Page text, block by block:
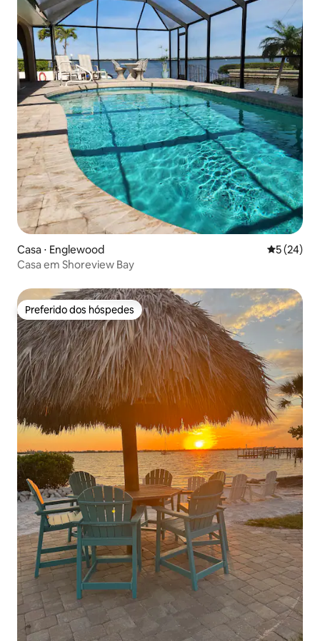
Casa ⋅ Englewood 5 de uma
5 (24)
Casa em Shoreview Bay
Preferido dos hóspedes
Preferido dos hóspedes